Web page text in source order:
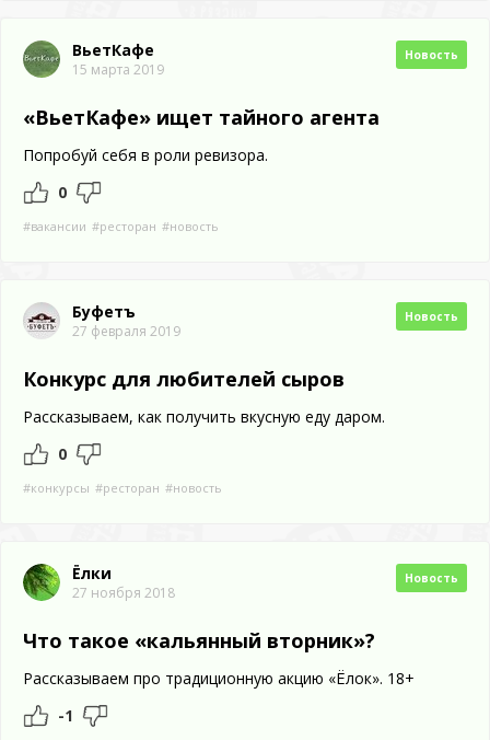
ВьетКафе
15 марта 2019
Новость
«ВьетКафе» ищет тайного агента
Попробуй себя в роли ревизора.
0
#вакансии #ресторан #новость
Буфетъ
27 февраля 2019
Новость
Конкурс для любителей сыров
Рассказываем, как получить вкусную еду даром.
0
#конкурсы #ресторан #новость
Ёлки
27 ноября 2018
Новость
Что такое «кальянный вторник»?
Рассказываем про традиционную акцию «Ёлок». 18+
-1